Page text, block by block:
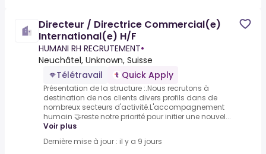
Directeur / Directrice Commercial(e)
International(e) H/F
HUMANI RH RECRUTEMENT•
Neuchâtel, Unknown, Suisse
Télétravail
Quick Apply
Présentation de la structure :.Nous recrutons à
destination de nos clients divers profils dans de
nombreux secteurs d'activité.L'accompagnement
humain 🤝reste notre priorité pour initier une nouvel...
Voir plus
Dernière mise à jour : il y a 9 jours